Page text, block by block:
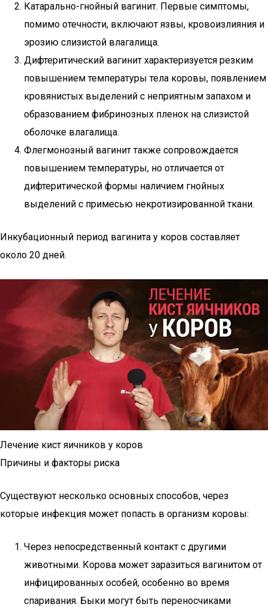
Катарально-гнойный вагинит. Первые симптомы,
помимо отечности, включают язвы, кровоизлияния и
эрозию слизистой влагалища.
Дифтеритический вагинит характеризуется резким
повышением температуры тела коровы, появлением
кровянистых выделений с неприятным запахом и
образованием фибринозных пленок на слизистой
оболочке влагалища.
Флегмонозный вагинит также сопровождается
повышением температуры, но отличается от
дифтеритической формы наличием гнойных
выделений с примесью некротизированной ткани.
Инкубационный период вагинита у коров составляет
около 20 дней.
Лечение кист яичников у коров
Причины и факторы риска
Существуют несколько основных способов, через
которые инфекция может попасть в организм коровы:
Через непосредственный контакт с другими
животными. Корова может заразиться вагинитом от
инфицированных особей, особенно во время
спаривания. Быки могут быть переносчиками